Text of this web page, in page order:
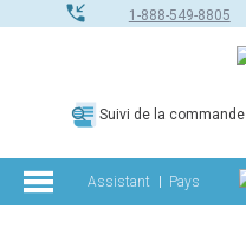
1-888-549-8805
Suivi de la commande
Assistant Pays